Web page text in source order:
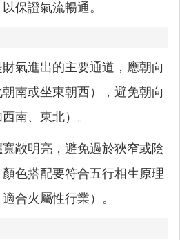
保證氣流暢通。
財氣進出的主要通道，應朝向
南或坐東朝西），避免朝向
南、東北）。
敞明亮，避免過於狹窄或陰
色搭配要符合五行相生原理
合火屬性行業）。